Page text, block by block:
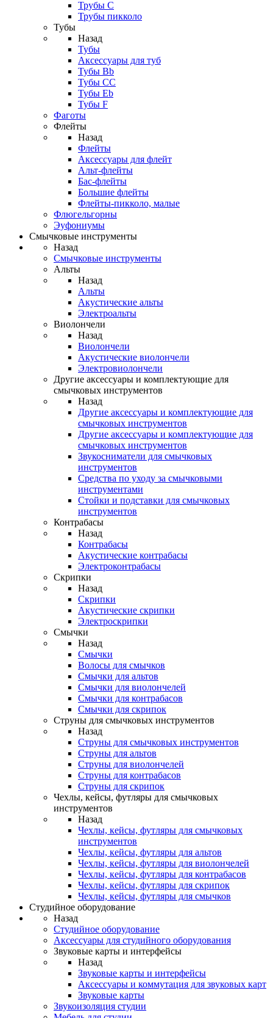
Трубы C
Трубы пикколо
Тубы
Назад
Тубы
Аксессуары для туб
Тубы Bb
Тубы CC
Тубы Eb
Тубы F
Фаготы
Флейты
Назад
Флейты
Аксессуары для флейт
Альт-флейты
Бас-флейты
Большие флейты
Флейты-пикколо, малые
Флюгельгорны
Эуфониумы
Смычковые инструменты
Назад
Смычковые инструменты
Альты
Назад
Альты
Акустические альты
Электроальты
Виолончели
Назад
Виолончели
Акустические виолончели
Электровиолончели
Другие аксессуары и комплектующие для
смычковых инструментов
Назад
Другие аксессуары и комплектующие для
смычковых инструментов
Другие аксессуары и комплектующие для
смычковых инструментов
Звукосниматели для смычковых
инструментов
Средства по уходу за смычковыми
инструментами
Стойки и подставки для смычковых
инструментов
Контрабасы
Назад
Контрабасы
Акустические контрабасы
Электроконтрабасы
Скрипки
Назад
Скрипки
Акустические скрипки
Электроскрипки
Смычки
Назад
Смычки
Волосы для смычков
Смычки для альтов
Смычки для виолончелей
Смычки для контрабасов
Смычки для скрипок
Струны для смычковых инструментов
Назад
Струны для смычковых инструментов
Струны для альтов
Струны для виолончелей
Струны для контрабасов
Струны для скрипок
Чехлы, кейсы, футляры для смычковых
инструментов
Назад
Чехлы, кейсы, футляры для смычковых
инструментов
Чехлы, кейсы, футляры для альтов
Чехлы, кейсы, футляры для виолончелей
Чехлы, кейсы, футляры для контрабасов
Чехлы, кейсы, футляры для скрипок
Чехлы, кейсы, футляры для смычков
Студийное оборудование
Назад
Студийное оборудование
Аксессуары для студийного оборудования
Звуковые карты и интерфейсы
Назад
Звуковые карты и интерфейсы
Аксессуары и коммутация для звуковых карт
Звуковые карты
Звукоизоляция студии